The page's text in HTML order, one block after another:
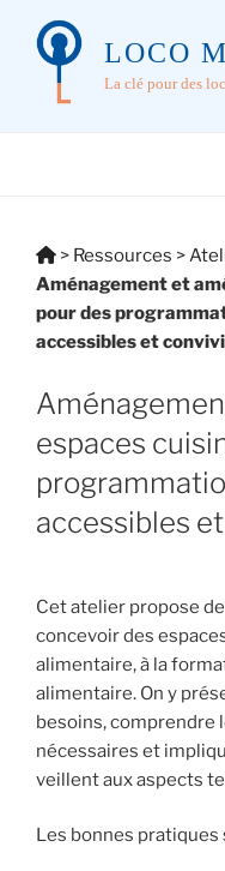
contenu
principal
LOCO
La clé pour des
Vous
êtes
ici:
> Ressources >
Aménagement et
pour des
accessibles et
espaces
accessibles
Cet atelier propose
concevoir des
alimentaire, à la
alimentaire. On y
besoins, comprendre
nécessaires et
veillent aux aspects
Les bonnes pratiques